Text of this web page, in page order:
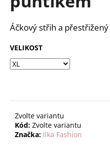
5
hvězdiček.
Áčkový střih a
VELIKOST
Zvolte variantu
Kód: Zvolte variantu
Značka: Ilka Fashion
u
j
e
m
e